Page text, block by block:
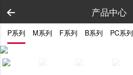
产品中心
P系列 M系列 F系列 B系列 PC系列